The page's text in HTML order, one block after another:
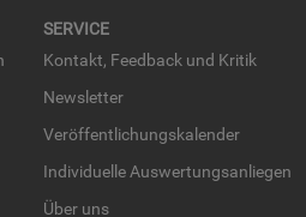
SER­VICE
Kon­takt, Feed­back und Kri­tik
News­let­ter
Ver­öf­fent­li­chungs­ka­len­der
In­di­vi­du­el­le Aus­wer­tungs­an­lie­gen
Über uns